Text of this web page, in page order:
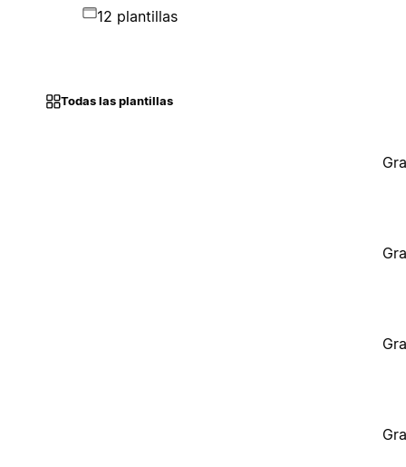
12 plantillas
Todas las plantillas